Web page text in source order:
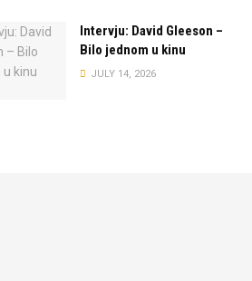
Intervju: David Gleeson –
Bilo jednom u kinu
JULY 14, 2026